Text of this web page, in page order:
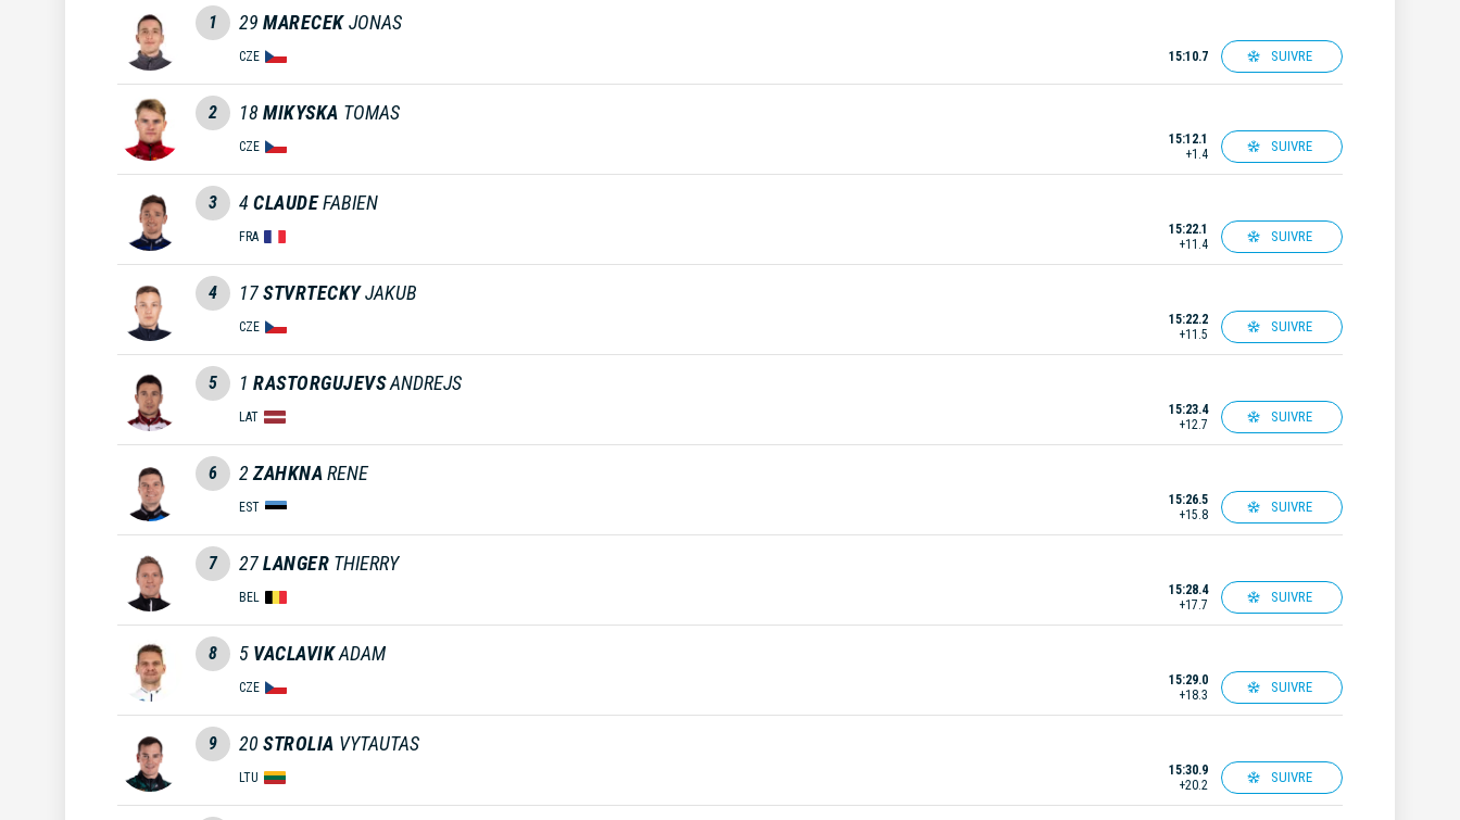
1 29 MARECEK JONAS
CZE 15:10.7 SUIVRE
2 18MIKYSKA TOMAS
CZE
15:12.1
+1.4
SUIVRE
3 4 CLAUDEFABIEN
FRA
15:22.1
+11.4
SUIVRE
4 17STVRTECKY JAKUB
CZE
15:22.2
+11.5
SUIVRE
5 1 RASTORGUJEVSANDREJS
LAT
15:23.4
+12.7
SUIVRE
6 2 ZAHKNARENE
EST
15:26.5
+15.8
SUIVRE
7 27LANGER THIERRY
BEL
15:28.4
+17.7
SUIVRE
8 5 VACLAVIKADAM
CZE
15:29.0
+18.3
SUIVRE
9 20 STROLIA VYTAUTAS
LTU
15:30.9
+20.2
SUIVRE